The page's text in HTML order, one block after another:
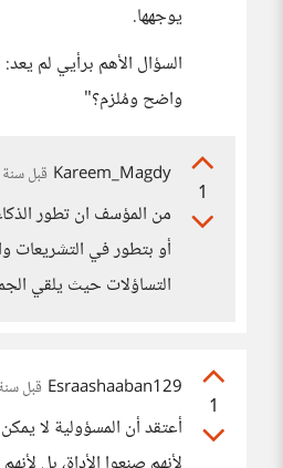
يوجهها.
السؤال الأهم برأيي لم
واضح ومُلزم؟"
1
Kareem_Magdy قبل
من المؤسف ان تطور
أو بتطور في التشريعات
التساؤلات حيث يلقي
1
Esraashaaban129 قبل
أعتقد أن المسؤولية لا